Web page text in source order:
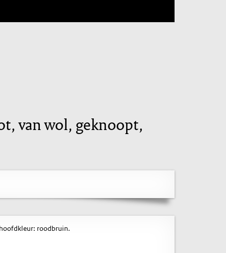
van wol, geknoopt,
roodbruin.